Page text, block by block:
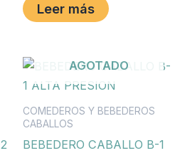
Leer más
AGOTADO
COMEDEROS Y BEBEDEROS
CABALLOS
BEBEDERO CABALLO B-1